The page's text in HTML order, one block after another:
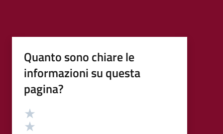
Quanto sono chiare le
informazioni su questa
pagina?
Valutazione